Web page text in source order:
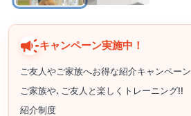
キャンペーン実施中！
ご友人やご家族へお得な紹介キャンペーン
ご家族や､ご友人と楽しくトレーニング!!
紹介制度